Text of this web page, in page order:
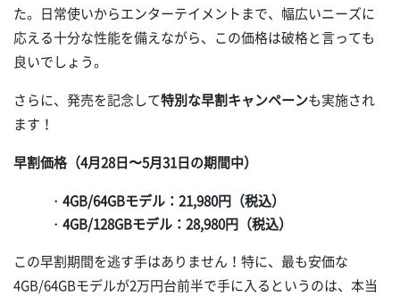
た。日常使いからエンターテイメントまで、幅広いニーズに
応える十分な性能を備えながら、この価格は破格と言っても
良いでしょう。
さらに、発売を記念して特別な早割キャンペーンも実施され
ます！
早割価格（4月28日〜5月31日の期間中）
・ 4GB/64GBモデル：21,980円（税込）
・ 4GB/128GBモデル：28,980円（税込）
この早割期間を逃す手はありません！特に、最も安価な
4GB/64GBモデルが2万円台前半で手に入るというのは、本当